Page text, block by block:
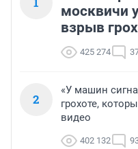
москвичи
взрыв
425 274
2
«У машин
грохоте,
видео
402 132